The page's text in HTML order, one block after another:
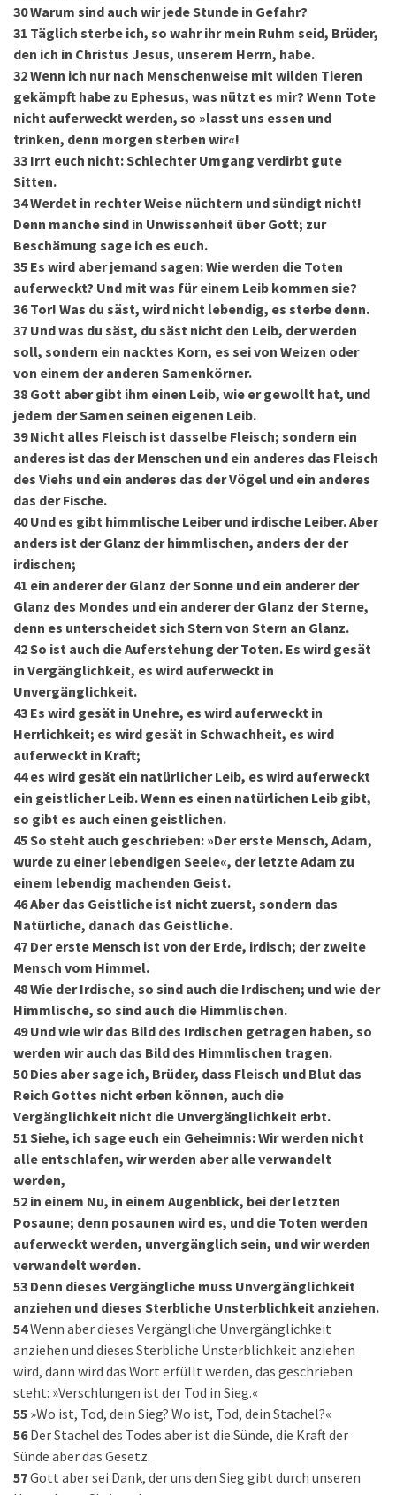
30Warum sind auch wir jede Stunde in Gefahr?
31 Täglich sterbe ich, so wahr ihr mein Ruhm seid, Brüder,
den ich in Christus Jesus, unserem Herrn, habe.
32Wenn ich nur nach Menschenweise mit wilden Tieren
gekämpft habe zu Ephesus, was nützt es mir? Wenn Tote
nicht auferweckt werden, so »lasst uns essen und
trinken, denn morgen sterben wir«!
33 Irrt euch nicht: Schlechter Umgang verdirbt gute
Sitten.
34Werdet in rechter Weise nüchtern und sündigt nicht!
Denn manche sind in Unwissenheit über Gott; zur
Beschämung sage ich es euch.
35 Es wird aber jemand sagen: Wie werden die Toten
auferweckt? Und mit was für einem Leib kommen sie?
36 Tor! Was du säst, wird nicht lebendig, es sterbe denn.
37 Und was du säst, du säst nicht den Leib, der werden
soll, sondern ein nacktes Korn, es sei von Weizen oder
von einem der anderen Samenkörner.
38 Gott aber gibt ihm einen Leib, wie er gewollt hat, und
jedem der Samen seinen eigenen Leib.
39 Nicht alles Fleisch ist dasselbe Fleisch; sondern ein
anderes ist das der Menschen und ein anderes das Fleisch
des Viehs und ein anderes das der Vögel und ein anderes
das der Fische.
40 Und es gibt himmlische Leiber und irdische Leiber. Aber
anders ist der Glanz der himmlischen, anders der der
irdischen;
41 ein anderer der Glanz der Sonne und ein anderer der
Glanz des Mondes und ein anderer der Glanz der Sterne,
denn es unterscheidet sich Stern von Stern an Glanz.
42So ist auch die Auferstehung der Toten. Es wird gesät
in Vergänglichkeit, es wird auferweckt in
Unvergänglichkeit.
43 Es wird gesät in Unehre, es wird auferweckt in
Herrlichkeit; es wird gesät in Schwachheit, es wird
auferweckt in Kraft;
44 es wird gesät ein natürlicher Leib, es wird auferweckt
ein geistlicher Leib. Wenn es einen natürlichen Leib gibt,
so gibt es auch einen geistlichen.
45So steht auch geschrieben: »Der erste Mensch, Adam,
wurde zu einer lebendigen Seele«, der letzte Adam zu
einem lebendig machenden Geist.
46Aber das Geistliche ist nicht zuerst, sondern das
Natürliche, danach das Geistliche.
47 Der erste Mensch ist von der Erde, irdisch; der zweite
Mensch vom Himmel.
48Wie der Irdische, so sind auch die Irdischen; und wie der
Himmlische, so sind auch die Himmlischen.
49 Und wie wir das Bild des Irdischen getragen haben, so
werden wir auch das Bild des Himmlischen tragen.
50 Dies aber sage ich, Brüder, dass Fleisch und Blut das
Reich Gottes nicht erben können, auch die
Vergänglichkeit nicht die Unvergänglichkeit erbt.
51 Siehe, ich sage euch ein Geheimnis: Wir werden nicht
alle entschlafen, wir werden aber alle verwandelt
werden,
52 in einem Nu, in einem Augenblick, bei der letzten
Posaune; denn posaunen wird es, und die Toten werden
auferweckt werden, unvergänglich sein, und wir werden
verwandelt werden.
53 Denn dieses Vergängliche muss Unvergänglichkeit
anziehen und dieses Sterbliche Unsterblichkeit anziehen.
54Wenn aber dieses Vergängliche Unvergänglichkeit
anziehen und dieses Sterbliche Unsterblichkeit anziehen
wird, dann wird das Wort erfüllt werden, das geschrieben
steht: »Verschlungen ist der Tod in Sieg.«
55 »Wo ist, Tod, dein Sieg? Wo ist, Tod, dein Stachel?«
56 Der Stachel des Todes aber ist die Sünde, die Kraft der
Sünde aber das Gesetz.
57Gott aber sei Dank, der uns den Sieg gibt durch unseren